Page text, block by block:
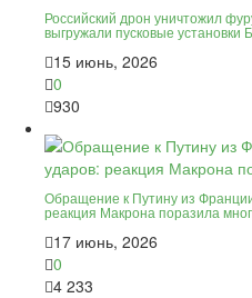
Российский дрон уничтожил
выгружали пусковые
15 июнь, 2026
0
930
Обращение к Путину из
реакция Макрона поразила
17 июнь, 2026
0
4 233